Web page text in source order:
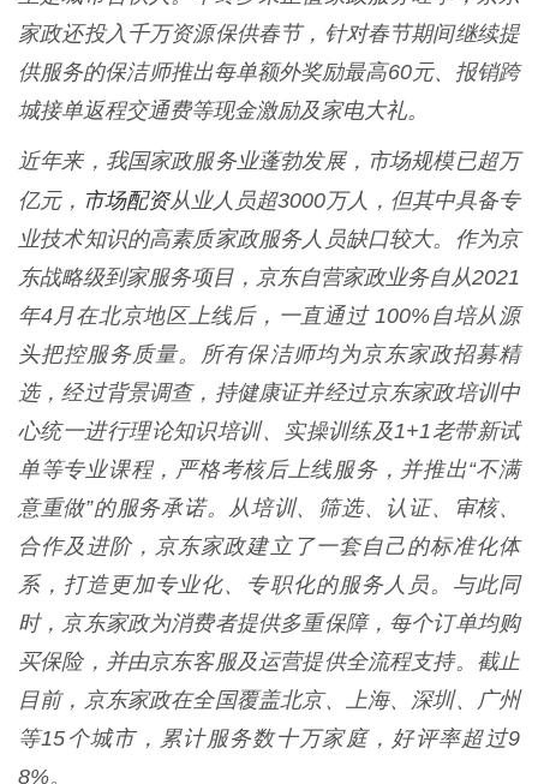
家政还投入千万资源保供春节，针对春节期间继续提
供服务的保洁师推出每单额外奖励最高60元、报销跨
城接单返程交通费等现金激励及家电大礼。
近年来，我国家政服务业蓬勃发展，市场规模已超万
亿元， 市场配资从业人员超3000万人，但其中具备专
业技术知识的高素质家政服务人员缺口较大。作为京
东战略级到家服务项目，京东自营家政业务自从2021
年4月在北京地区上线后，一直通过 100%自培从源
头把控服务质量。所有保洁师均为京东家政招募精
选，经过背景调查，持健康证并经过京东家政培训中
心统一进行理论知识培训、实操训练及1+1老带新试
单等专业课程，严格考核后上线服务，并推出“不满
意重做”的服务承诺。从培训、筛选、认证、审核、
合作及进阶，京东家政建立了一套自己的标准化体
系，打造更加专业化、专职化的服务人员。与此同
时，京东家政为消费者提供多重保障，每个订单均购
买保险，并由京东客服及运营提供全流程支持。截止
目前，京东家政在全国覆盖北京、上海、深圳、广州
等15个城市，累计服务数十万家庭，好评率超过9
8%。